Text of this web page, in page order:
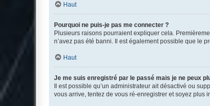
Haut
Pourquoi ne puis-je pas me connecter ?
Plusieurs raisons pourraient expliquer cela.
n’avez pas été banni. Il est également possible que le
Haut
Je me suis enregistré par le passé mais je ne peux
Il est possible qu’un administrateur ait désactivé ou
vous arrive, tentez de vous ré-enregistrer et soyez plus